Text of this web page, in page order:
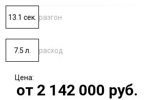
13.1 сек. разгон
7.5 л. расход
от 2 142 000 руб.